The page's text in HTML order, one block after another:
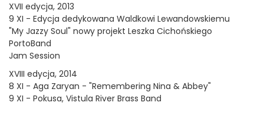
XVII edycja, 2013
9 XI - Edycja dedykowana Waldkowi Lewandowskiemu
"My Jazzy Soul" nowy projekt Leszka Cichońskiego
PortoBand
Jam Session
XVIII edycja, 2014
8 XI - Aga Zaryan - "Remembering Nina & Abbey"
9 XI - Pokusa, Vistula River Brass Band